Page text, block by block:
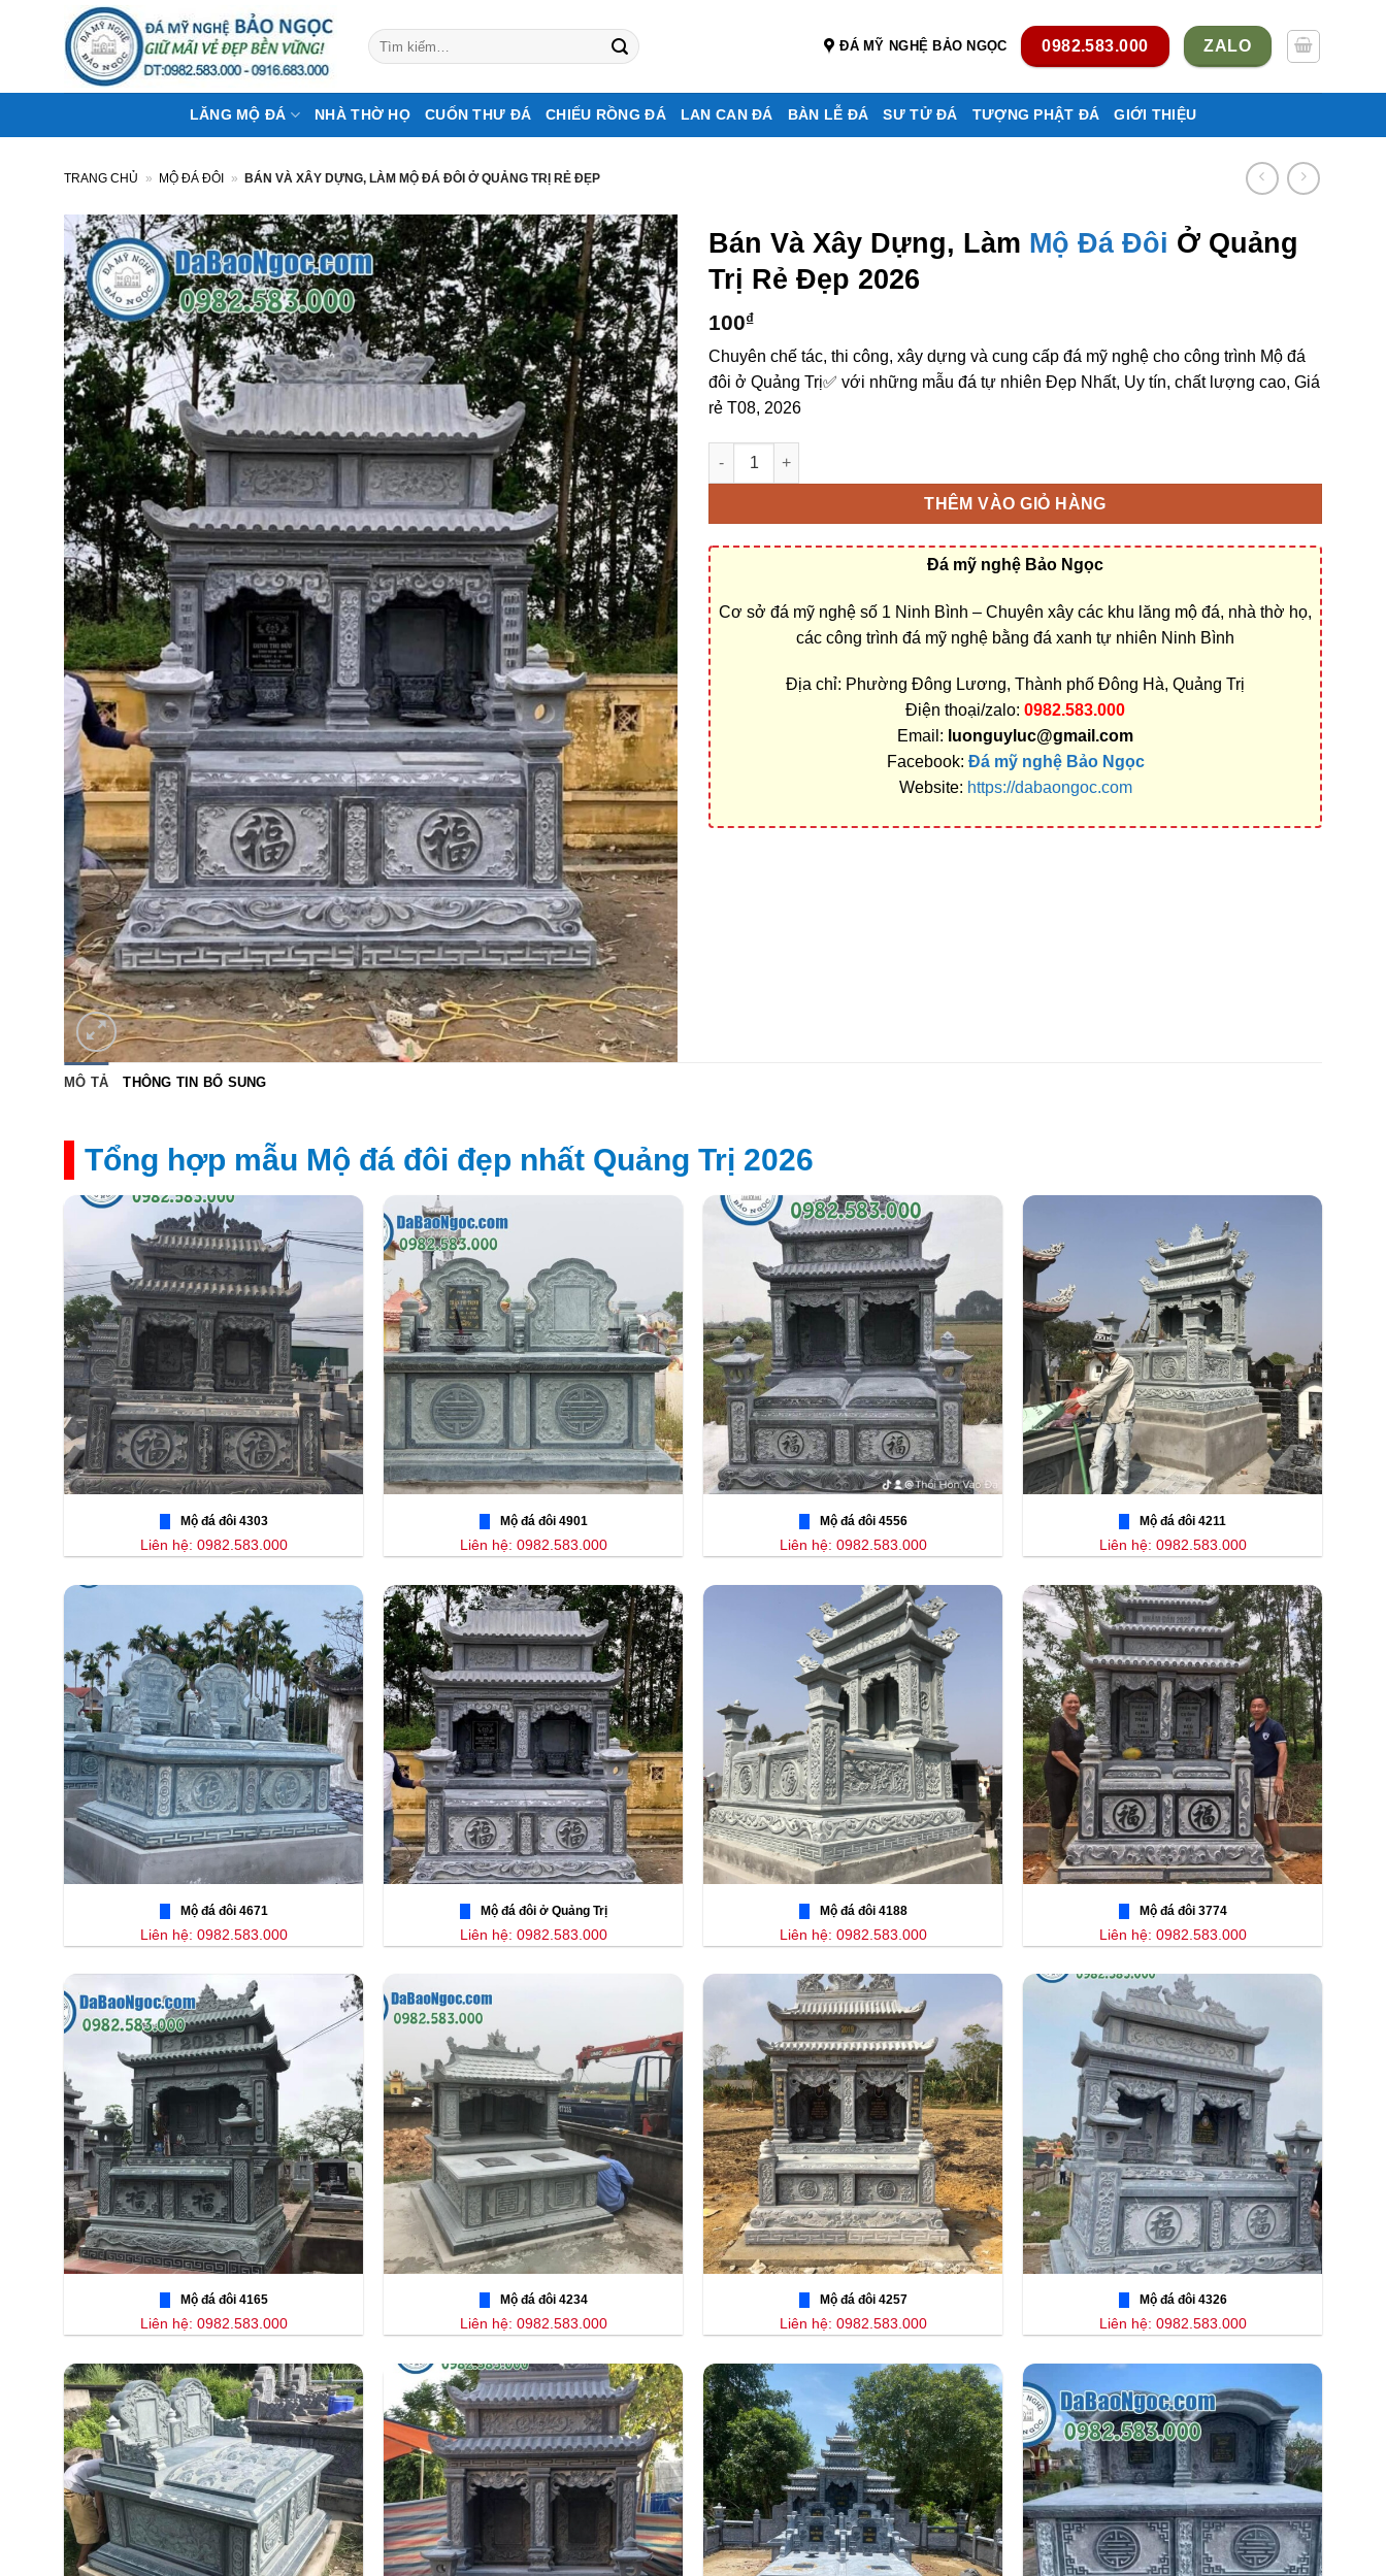
dung
Tìm
kiếm:
ĐÁ MỸ NGHỆ BẢO NGỌC 0982.583.000 ZALO
LĂNG MỘ ĐÁ NHÀ THỜ HỌ CUỐN THƯ ĐÁ CHIẾU RỒNG ĐÁ LAN CAN ĐÁ BÀN LỄ ĐÁ SƯ TỬ ĐÁ TƯỢNG PHẬT ĐÁ GIỚI THIỆU
TRANG CHỦ » MỘ ĐÁ ĐÔI » BÁN VÀ XÂY DỰNG, LÀM MỘ ĐÁ ĐÔI Ở QUẢNG TRỊ RẺ ĐẸP
Bán Và Xây Dựng, Làm Mộ Đá Đôi Ở Quảng
Trị Rẻ Đẹp 2026
100₫
Chuyên chế tác, thi công, xây dựng và cung cấp đá mỹ nghệ cho công trình Mộ đá
đôi ở Quảng Trị✅ với những mẫu đá tự nhiên Đẹp Nhất, Uy tín, chất lượng cao, Giá
rẻ T08, 2026
Bán và xây dựng, làm Mộ đá đôi ở Quảng Trị rẻ đẹp số lượng
THÊM VÀO GIỎ HÀNG
Đá mỹ nghệ Bảo Ngọc
Cơ sở đá mỹ nghệ số 1 Ninh Bình – Chuyên xây các khu lăng mộ đá, nhà thờ họ,
các công trình đá mỹ nghệ bằng đá xanh tự nhiên Ninh Bình
Địa chỉ: Phường Đông Lương, Thành phố Đông Hà, Quảng Trị
Điện thoại/zalo: 0982.583.000
Email: luonguyluc@gmail.com
Facebook: Đá mỹ nghệ Bảo Ngọc
Website: https://dabaongoc.com
MÔ TẢ THÔNG TIN BỔ SUNG
Tổng hợp mẫu Mộ đá đôi đẹp nhất Quảng Trị 2026
Mộ đá đôi 4303
Liên hệ: 0982.583.000
Mộ đá đôi 4901
Liên hệ: 0982.583.000
Mộ đá đôi 4556
Liên hệ: 0982.583.000
Mộ đá đôi 4211
Liên hệ: 0982.583.000
Mộ đá đôi 4671
Liên hệ: 0982.583.000
Mộ đá đôi ở Quảng Trị
Liên hệ: 0982.583.000
Mộ đá đôi 4188
Liên hệ: 0982.583.000
Mộ đá đôi 3774
Liên hệ: 0982.583.000
Mộ đá đôi 4165
Liên hệ: 0982.583.000
Mộ đá đôi 4234
Liên hệ: 0982.583.000
Mộ đá đôi 4257
Liên hệ: 0982.583.000
Mộ đá đôi 4326
Liên hệ: 0982.583.000